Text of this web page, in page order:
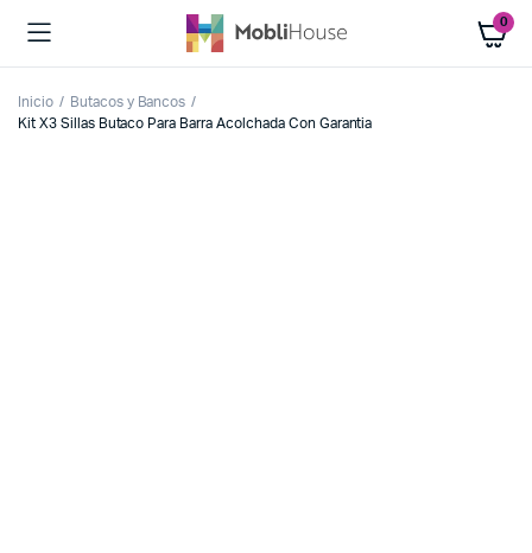
0
Inicio
Butacos y Bancos
Kit X3 Sillas Butaco Para Barra Acolchada Con Garantia